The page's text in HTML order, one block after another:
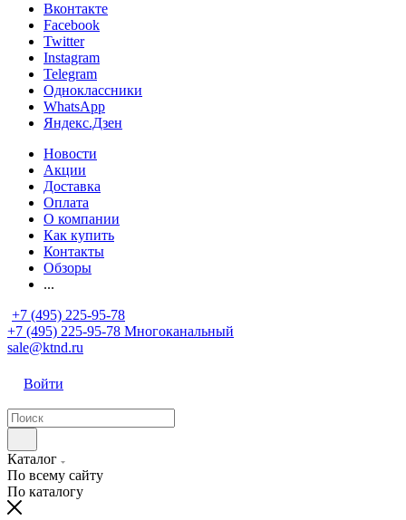
Вконтакте
Facebook
Twitter
Instagram
Telegram
Одноклассники
WhatsApp
Яндекс.Дзен
Новости
Акции
Доставка
Оплата
О компании
Как купить
Контакты
Обзоры
...
+7 (495) 225-95-78
+7 (495) 225-95-78 Многоканальный
sale@ktnd.ru
Войти
Каталог
По всему сайту
По каталогу